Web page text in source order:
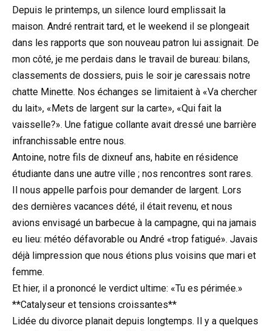
Depuis le printemps, un silence lourd emplissait la
maison. André rentrait tard, et le weekend il se plongeait
dans les rapports que son nouveau patron lui assignait. De
mon côté, je me perdais dans le travail de bureau: bilans,
classements de dossiers, puis le soir je caressais notre
chatte Minette. Nos échanges se limitaient à «Va chercher
du lait», «Mets de largent sur la carte», «Qui fait la
vaisselle?». Une fatigue collante avait dressé une barrière
infranchissable entre nous.
Antoine, notre fils de dixneuf ans, habite en résidence
étudiante dans une autre ville ; nos rencontres sont rares.
Il nous appelle parfois pour demander de largent. Lors
des dernières vacances dété, il était revenu, et nous
avions envisagé un barbecue à la campagne, qui na jamais
eu lieu: météo défavorable ou André «trop fatigué». Javais
déjà limpression que nous étions plus voisins que mari et
femme.
Et hier, il a prononcé le verdict ultime: «Tu es périmée.»
**Catalyseur et tensions croissantes**
Lidée du divorce planait depuis longtemps. Il y a quelques